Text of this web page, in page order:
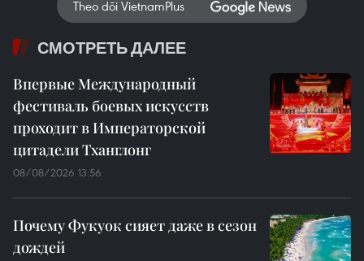
Theo dõi VietnamPlus
СМОТРЕТЬ ДАЛЕЕ
Впервые Международный
фестиваль боевых искусств
проходит в Императорской
цитадели Тханглонг
08/08/2026 13:56
Почему Фукуок сияет даже в сезон
дождей